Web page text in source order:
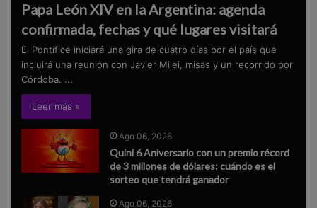
Papa León XIV en la Argentina: agenda
confirmada, fechas y qué lugares visitará
El Pontífice iniciará una gira de cuatro días por el país que
incluirá una reunión con Javier Milei, misas y un recorrido por
Córdoba. ...
Leer más »
Ago 06, 2026
Quini 6 Aniversario con un premio récord
de 3 millones de dólares: cuándo es el
sorteo que tendrá ganador
Ago 06, 2026